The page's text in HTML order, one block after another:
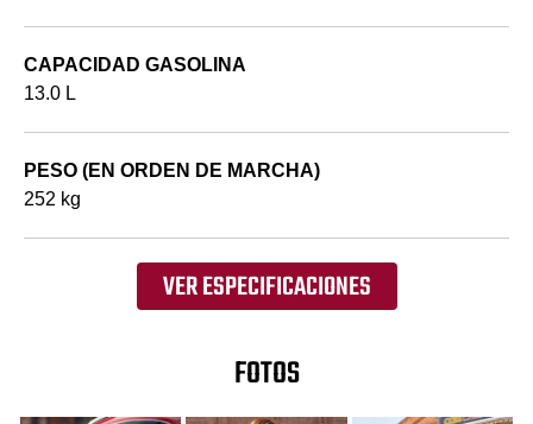
CAPACIDAD GASOLINA
13.0 L
PESO (EN ORDEN DE MARCHA)
252 kg
VER ESPECIFICACIONES
FOTOS